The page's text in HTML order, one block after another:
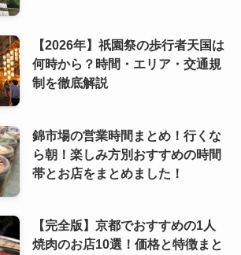
【2026年】祇園祭の歩行者天国は
何時から？時間・エリア・交通規
制を徹底解説
錦市場の営業時間まとめ！行くな
ら朝！楽しみ方別おすすめの時間
帯とお店をまとめました！
【完全版】京都でおすすめの1人
焼肉のお店10選！価格と特徴まと